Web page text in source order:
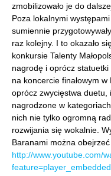
zmobilizowało je do
Poza lokalnymi
sumiennie
raz kolejny. I to okazało
konkursie Talenty
nagrodę i oprócz
na koncercie finałowym
oprócz zwycięstwa duetu,
nagrodzone w
nich nie tylko ogromną
rozwijania się wokalnie.
Baranami można
http://www.youtube.com/